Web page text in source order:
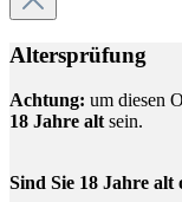
Altersprüfung
Achtung: um diesen
18 Jahre alt sein.
Sind Sie 18 Jahre alt